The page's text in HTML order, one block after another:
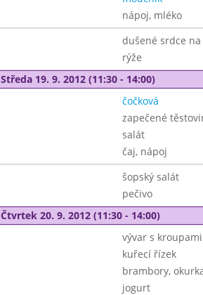
nápoj, mléko
dušené srdce
rýže
Středa 19. 9. 2012 (11:30 - 14:00)
čočková
zapečené
salát
čaj, nápoj
šopský salát
pečivo
Čtvrtek 20. 9. 2012 (11:30 - 14:00)
vývar s kroupami
kuřecí řízek
brambory,
jogurt